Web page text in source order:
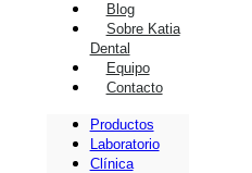
Blog
Sobre Katia
Dental
Equipo
Contacto
Productos
Laboratorio
Clínica